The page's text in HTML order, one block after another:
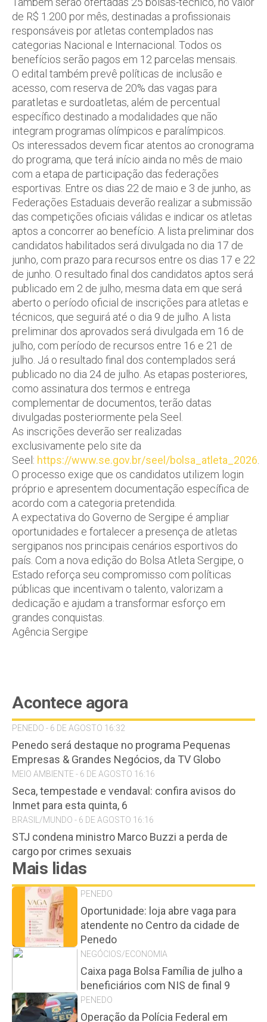
de R$ 1.200 por mês, destinadas a profissionais
responsáveis por atletas contemplados nas
categorias Nacional e Internacional. Todos os
benefícios serão pagos em 12 parcelas mensais.
O edital também prevê políticas de inclusão e
acesso, com reserva de 20% das vagas para
paratletas e surdoatletas, além de percentual
específico destinado a modalidades que não
integram programas olímpicos e paralímpicos.
Os interessados devem ficar atentos ao cronograma
do programa, que terá início ainda no mês de maio
com a etapa de participação das federações
esportivas. Entre os dias 22 de maio e 3 de junho, as
Federações Estaduais deverão realizar a submissão
das competições oficiais válidas e indicar os atletas
aptos a concorrer ao benefício. A lista preliminar dos
candidatos habilitados será divulgada no dia 17 de
junho, com prazo para recursos entre os dias 17 e 22
de junho. O resultado final dos candidatos aptos será
publicado em 2 de julho, mesma data em que será
aberto o período oficial de inscrições para atletas e
técnicos, que seguirá até o dia 9 de julho. A lista
preliminar dos aprovados será divulgada em 16 de
julho, com período de recursos entre 16 e 21 de
julho. Já o resultado final dos contemplados será
publicado no dia 24 de julho. As etapas posteriores,
como assinatura dos termos e entrega
complementar de documentos, terão datas
divulgadas posteriormente pela Seel.
As inscrições deverão ser realizadas
exclusivamente pelo site da
Seel: https://www.se.gov.br/seel/bolsa_atleta_2026
O processo exige que os candidatos utilizem login
próprio e apresentem documentação específica de
acordo com a categoria pretendida.
A expectativa do Governo de Sergipe é ampliar
oportunidades e fortalecer a presença de atletas
sergipanos nos principais cenários esportivos do
país. Com a nova edição do Bolsa Atleta Sergipe, o
Estado reforça seu compromisso com políticas
públicas que incentivam o talento, valorizam a
dedicação e ajudam a transformar esforço em
grandes conquistas.
Agência Sergipe
Acontece agora
PENEDO - 6 DE AGOSTO 16:32
Penedo será destaque no programa Pequenas
Empresas & Grandes Negócios, da TV Globo
MEIO AMBIENTE - 6 DE AGOSTO 16:16
Seca, tempestade e vendaval: confira avisos do
Inmet para esta quinta, 6
BRASIL/MUNDO - 6 DE AGOSTO 16:16
STJ condena ministro Marco Buzzi a perda de
cargo por crimes sexuais
Mais lidas
PENEDO
Oportunidade: loja abre vaga para
atendente no Centro da cidade de
Penedo
NEGÓCIOS/ECONOMIA
Caixa paga Bolsa Família de julho a
beneficiários com NIS de final 9
PENEDO
Operação da Polícia Federal em